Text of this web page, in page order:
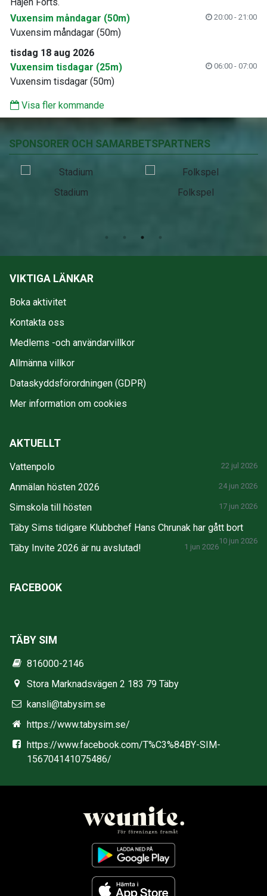
Vuxensim måndagar (50m)
20:00 - 21:00
Vuxensim måndagar (50m)
tisdag 18 aug 2026
Vuxensim tisdagar (25m)
06:00 - 07:00
Vuxensim tisdagar (50m)
Visa fler kommande
SPONSORER OCH SAMARBETSPARTNERS
Stadium Folkspel
VIKTIGA LÄNKAR
Boka aktivitet
Kontakta oss
Medlems -och användarvillkor
Allmänna villkor
Dataskyddsförordningen (GDPR)
Mer information om cookies
AKTUELLT
Vattenpolo 22 jul 2026
Anmälan hösten 2026 24 jun 2026
Simskola till hösten 17 jun 2026
Täby Sims tidigare Klubbchef Hans Chrunak har gått bort
10 jun 2026
Täby Invite 2026 är nu avslutad! 1 jun 2026
FACEBOOK
TÄBY SIM
816000-2146
Stora Marknadsvägen 2 183 79 Täby
kansli@tabysim.se
https://www.tabysim.se/
https://www.facebook.com/T%C3%84BY-SIM-
156704141075486/